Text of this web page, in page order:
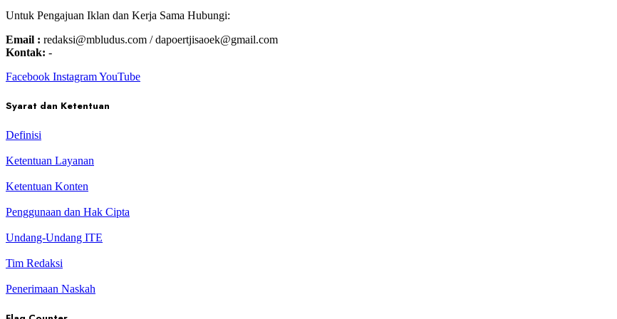
Untuk Pengajuan Iklan dan Kerja Sama Hubungi:
Email : redaksi@mbludus.com / dapoertjisaoek@gmail.com
Kontak: -
Facebook InstagramYouTube
Syarat dan Ketentuan
Definisi
Ketentuan Layanan
Ketentuan Konten
Penggunaan dan Hak Cipta
Undang-Undang ITE
Tim Redaksi
Penerimaan Naskah